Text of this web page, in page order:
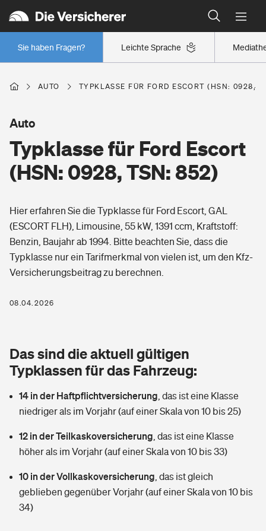
Leichte Sprache
Sie haben Fragen?
Wer versichert was: Jetzt Versicherer finden
Regionalklassen: So ist Ihre Region eingestuft
Wer versichert was: Jetzt Versicherer finden
Berufsunfähigkeitsversicherung
Erwerbsunfähigkeitsversicherung
Grundfähigkeitsversicherung
Arbeitsrechtsschutz
Berufshaftpflichtversicherung
Zur Übersicht
Tools
Wer versichert was: Jetzt Versicherer finden
Sie haben Fragen?
Wohnen
Elementarversicherung
Glasversicherung
Mietkautionsversicherung
Restkreditversicherung
Zur Übersicht
Freizeit
Pri­vate Haft­pflicht­
Kinderunfall­ver­si­che­rung
Kinderinvalidität
Reiseversicherung
Pferdehalter-Haftpflicht
Gesundheit
Private Krankenversicherung
Dread-Disease-Versicherung
Tierkrankenversicherung
Wer versichert was: Jetzt Versicherer finden
AUTO TYPKLASSE FÜR FORD ESCORT (HSN: 0928,
Typklasse für Ford Escort
(HSN: 0928, TSN: 852)
Auto
Hier erfahren Sie die Typklasse für Ford Escort, GAL
(ESCORT FLH), Limousine, 55 kW, 1391 ccm, Kraftstoff:
Benzin, Baujahr ab 1994. Bitte beachten Sie, dass die
Typklasse nur ein Tarifmerkmal von vielen ist, um den Kfz-
Versicherungsbeitrag zu berechnen.
08.04.2026
Das sind die aktuell gültigen
Typklassen für das Fahrzeug:
14 in der Haftpflichtversicherung das ist eine Klasse
niedriger als im Vorjahr (auf einer Skala von 10 bis 25)
12 in der Teilkaskoversicherung das ist eine Klasse
höher als im Vorjahr (auf einer Skala von 10 bis 33)
10 in der Vollkaskoversicherung das ist gleich
geblieben gegenüber Vorjahr (auf einer Skala von 10 bis
34)